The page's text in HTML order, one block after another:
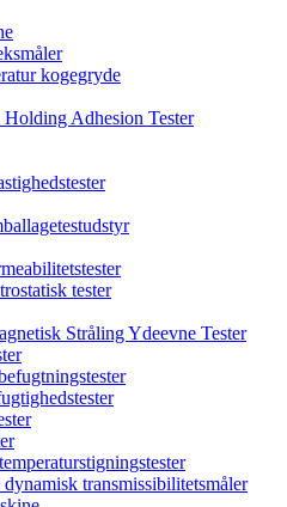
kogegryde
Adhesion Tester
tester
Stråling Ydeevne Tester
transmissibilitetsmåler